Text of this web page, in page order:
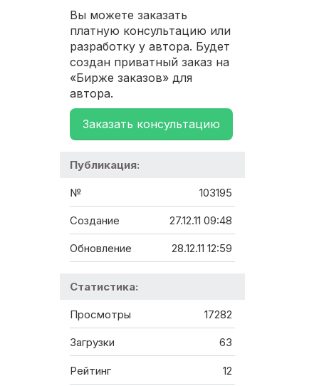
Вы можете заказать
платную консультацию или
разработку у автора. Будет
создан приватный заказ на
«Бирже заказов» для
автора.
Заказать консультацию
Публикация:
№ 103195
Создание 27.12.11 09:48
Обновление 28.12.11 12:59
Статистика:
Просмотры 17282
Загрузки 63
Рейтинг 12